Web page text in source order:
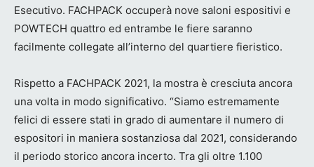
Esecutivo. FACHPACK occuperà nove saloni espositivi e
POWTECH quattro ed entrambe le fiere saranno
facilmente collegate all’interno del quartiere fieristico.
Rispetto a FACHPACK 2021, la mostra è cresciuta ancora
una volta in modo significativo. “Siamo estremamente
felici di essere stati in grado di aumentare il numero di
espositori in maniera sostanziosa dal 2021, considerando
il periodo storico ancora incerto. Tra gli oltre 1.100